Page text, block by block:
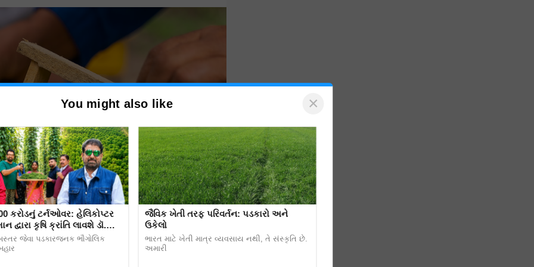
You might also like ×
કરોડનું ટર્નઓવર: હેલિકોપ્ટર
દ્વારા કૃષિ ક્રાંતિ લાવશે ડૉ.
જેવા પડકારજનક ભૌગોલિક
જૈવિક ખેતી તરફ પરિવર્તન: પડકારો અને
ઉકેલો
ભારત માટે ખેતી માત્ર વ્યવસાય નથી, તે સંસ્કૃતિ છે.
અમારી